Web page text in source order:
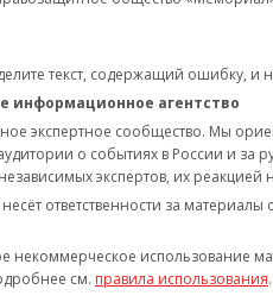
текст, содержащий ошибку, и
информационное агентство
экспертное сообщество. Мы
о событиях в России и за
экспертов, их реакцией
несёт ответственности за
некоммерческое использование
см. правила использования.